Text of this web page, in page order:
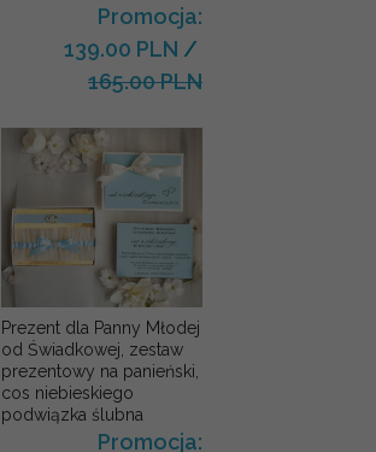
Promocja:
139.00 PLN /
165.00 PLN
Prezent dla Panny Młodej
od Świadkowej, zestaw
prezentowy na panieński,
cos niebieskiego
podwiązka ślubna
Promocja: